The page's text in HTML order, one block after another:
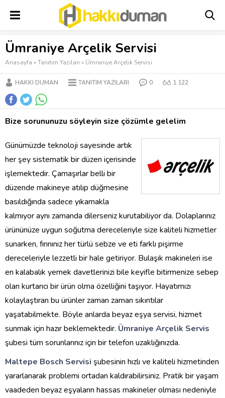
Ümraniye Arçelik Servisi
Anasayfa »Tanıtım Yazıları » Ümraniye Arçelik Servisi
HAKKI DUMAN TANITIM YAZILARI 0 1.122
Bize sorununuzu söyleyin size çözümle gelelim
Günümüzde teknoloji sayesinde artık
her şey sistematik bir düzen içerisinde
işlemektedir. Çamaşırlar belli bir
düzende makineye atılıp düğmesine
basıldığında sadece yıkamakla
kalmıyor aynı zamanda dilerseniz kurutabiliyor da. Dolaplarınız
ürününüze uygun soğutma dereceleriyle size kaliteli hizmetler
sunarken, fırınınız her türlü sebze ve eti farklı pişirme
dereceleriyle lezzetli bir hale getiriyor. Bulaşık makineleri ise
en kalabalık yemek davetlerinizi bile keyifle bitirmenize sebep
olan kurtarıcı bir ürün olma özelliğini taşıyor. Hayatımızı
kolaylaştıran bu ürünler zaman zaman sıkıntılar
yaşatabilmekte. Böyle anlarda beyaz eşya servisi, hizmet
sunmak için hazır beklemektedir. Ümraniye Arçelik Servis
şubesi tüm sorunlarınız için bir telefon uzaklığınızda.
Maltepe Bosch Servisi şubesinin hızlı ve kaliteli hizmetinden
yararlanarak problemi ortadan kaldırabilirsiniz. Pratik bir yaşam
vaadeden beyaz eşyaların hassas makineler olması nedeniyle